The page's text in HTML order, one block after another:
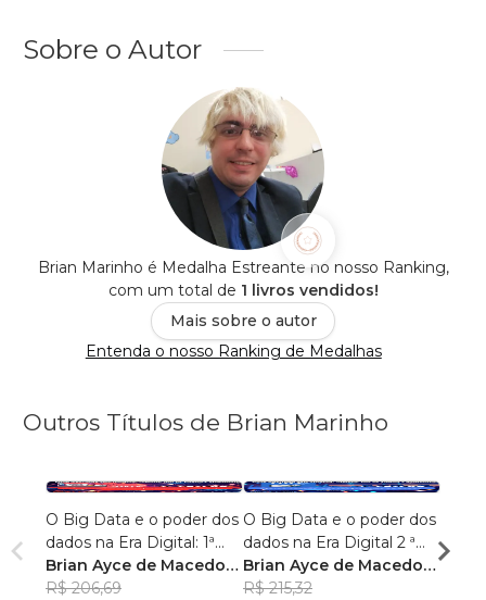
Sobre o Autor
Brian Marinho é Medalha Estreante no nosso Ranking,
com um total de 1 livros vendidos!
Mais sobre o autor
Entenda o nosso Ranking de Medalhas
Outros Títulos de Brian Marinho
O Big Data e o poder dos
dados na Era Digital: 1ª
Edição.
Brian Ayce de Macedo
Marinho
R$ 206,69
O Big Data e o poder dos
dados na Era Digital 2 ª
Edição:
Brian Ayce de Macedo
Marinho
R$ 215,32